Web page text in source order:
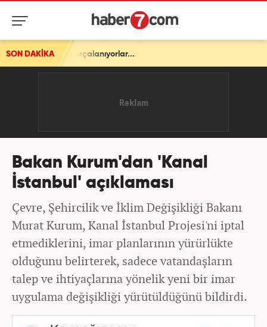
SON DAKİKA
Bakan Kurum'dan 'Kanal
İstanbul' açıklaması
Çevre, Şehircilik ve İklim Değişikliği Bakanı
Murat Kurum, Kanal İstanbul Projesi'ni iptal
etmediklerini, imar planlarının yürürlükte
olduğunu belirterek, sadece vatandaşların
talep ve ihtiyaçlarına yönelik yeni bir imar
uygulama değişikliği yürütüldüğünü bildirdi.